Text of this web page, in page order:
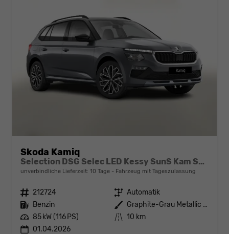
Skoda Kamiq
Selection DSG Selec LED Kessy SunS Kam SHZ Temp PDC
unverbindliche Lieferzeit: 10 Tage Fahrzeug mit Tageszulassung
Fahrzeugnr. 212724 Getriebe Automatik
Kraftstoff Benzin Außenfarbe
Graphite-Grau Metallic / Dach in
Leistung 85 kW (116 PS) Kilometerstand 10 km
01.04.2026